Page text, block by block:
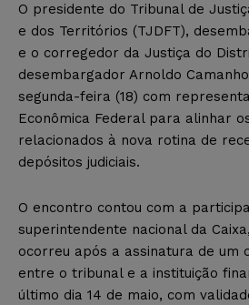
O presidente do Tribunal de
e dos Territórios (TJDFT),
e o corregedor da Justiça do
desembargador Arnoldo
segunda-feira (18) com
Econômica Federal para alinhar
relacionados à nova rotina de
depósitos judiciais.
O encontro contou com a
superintendente nacional da
ocorreu após a assinatura de um
entre o tribunal e a instituição
último dia 14 de maio, com